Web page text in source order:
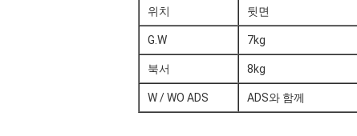
위치 뒷면
G.W 7kg
북서 8kg
W / WO ADS ADS와 함께